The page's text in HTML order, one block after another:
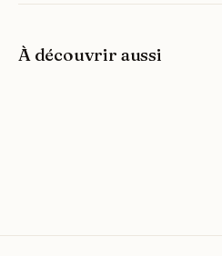
À découvrir aussi